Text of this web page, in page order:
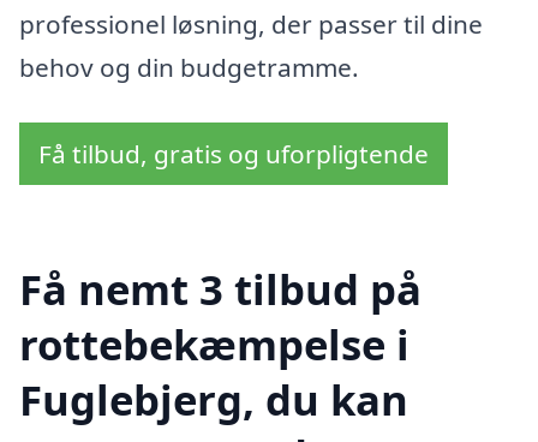
professionel løsning, der passer til dine
behov og din budgetramme.
Få tilbud, gratis og uforpligtende
Få nemt 3 tilbud på
rottebekæmpelse i
Fuglebjerg, du kan